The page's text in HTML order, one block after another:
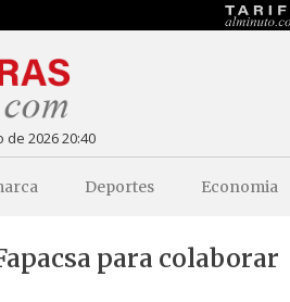
2026 20:40
Deportes Economia
para colaborar